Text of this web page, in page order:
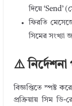
দিয়ে ‘Send’
ফিরতি
সিমের সংখ্যা
⚠️ নির্দেশনা
বিজ্ঞপ্তিতে স্পষ্ট
প্রক্রিয়ায় সিম ডি-